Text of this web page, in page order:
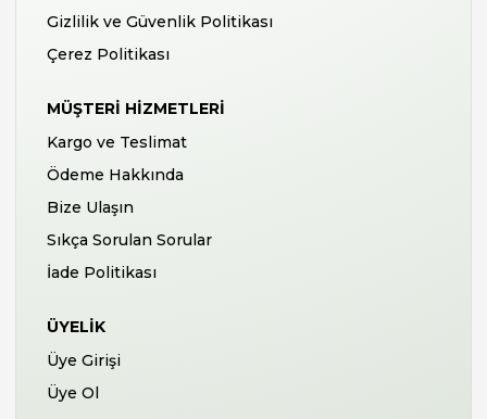
Gizlilik ve Güvenlik Politikası
Çerez Politikası
MÜŞTERI HIZMETLERI
Kargo ve Teslimat
Ödeme Hakkında
Bize Ulaşın
Sıkça Sorulan Sorular
İade Politikası
ÜYELIK
Üye Girişi
Üye Ol